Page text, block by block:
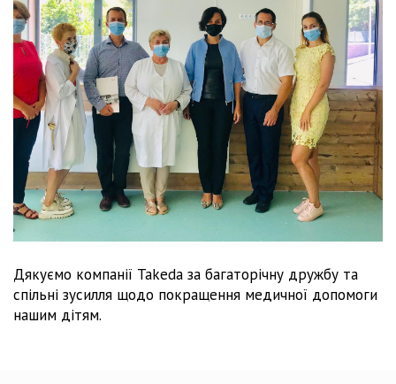
Дякуємо компанії Takeda за багаторічну дружбу та
спільні зусилля щодо покращення медичної допомоги
нашим дітям.